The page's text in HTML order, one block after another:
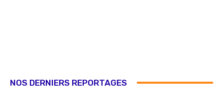
NOS DERNIERS REPORTAGES